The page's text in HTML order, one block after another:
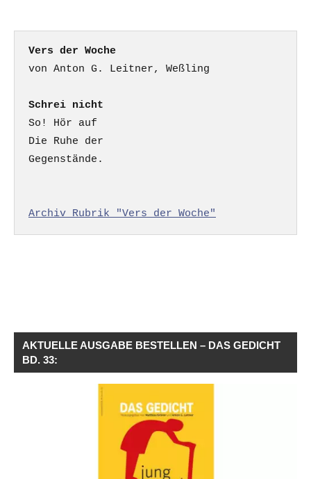
Vers der Woche
Schrei nicht
So! Hör auf
Die Ruhe der
Gegenstände.
Archiv Rubrik "Vers der Woche"
AKTUELLE AUSGABE BESTELLEN – DAS GEDICHT
BD. 33: